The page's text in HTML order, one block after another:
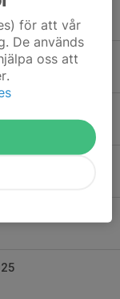
för att vår
De används
oss att